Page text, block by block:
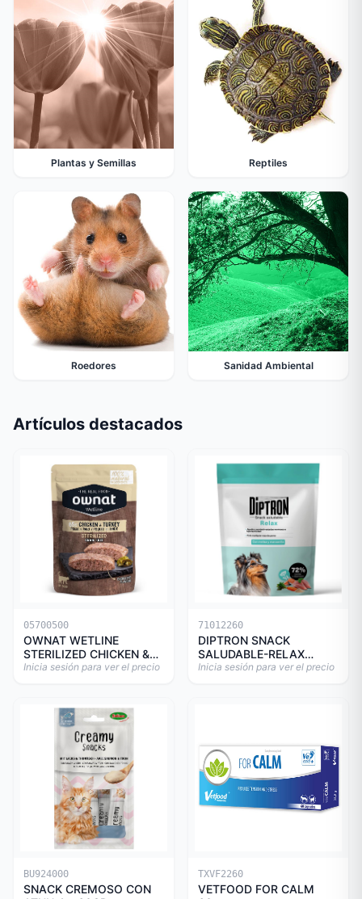
Plantas y Semillas Reptiles
Roedores Sanidad Ambiental
Artículos destacados
05700500
OWNAT WETLINE
STERILIZED CHICKEN &
TURKEY CAT 85gr
Inicia sesión para ver el precio
71012260
DIPTRON SNACK
SALUDABLE-RELAX
150GR
Inicia sesión para ver el precio
BU924000
SNACK CREMOSO CON
TXVF2260
VETFOOD FOR CALM